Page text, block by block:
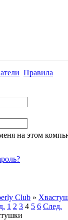
Правила
на этом
Club »
1 2 3 4 5 6 След.